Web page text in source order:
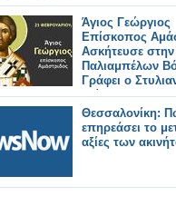
Άγιος Γεώργιος
Επίσκοπος
Ασκήτευσε
Παλιαμπέλων
Γράφει ο
Ντίνος
Θεσσαλονίκη:
επηρεάσει το
αξίες των